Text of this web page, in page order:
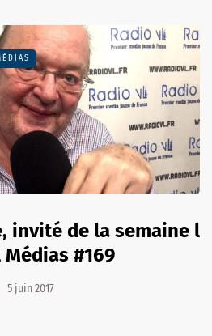
invité de la semaine l
Médias #169
5 juin 2017